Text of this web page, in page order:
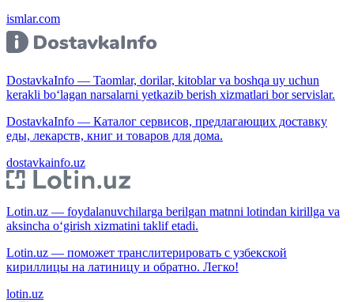
ismlar.com
DostavkaInfo — Taomlar, dorilar, kitoblar va boshqa uy uchun
kerakli bo‘lagan narsalarni yetkazib berish xizmatlari bor servislar.
DostavkaInfo — Каталог сервисов, предлагающих доставку
еды, лекарств, книг и товаров для дома.
dostavkainfo.uz
Lotin.uz — foydalanuvchilarga berilgan matnni lotindan kirillga va
aksincha o‘girish xizmatini taklif etadi.
Lotin.uz — поможет транслитерировать с узбекской
кириллицы на латиницу и обратно. Легко!
lotin.uz